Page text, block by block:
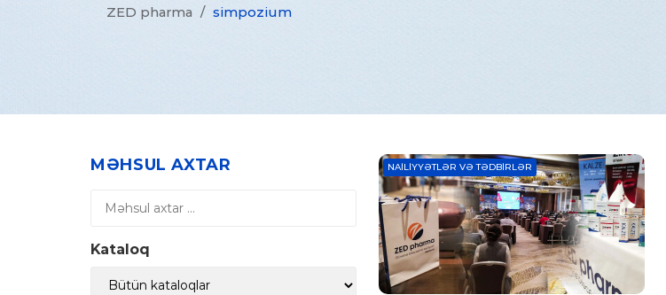
ZED pharma / simpozium
NAILIYYƏTLƏR VƏ TƏDBIRLƏR
MƏHSUL AXTAR
Kataloq